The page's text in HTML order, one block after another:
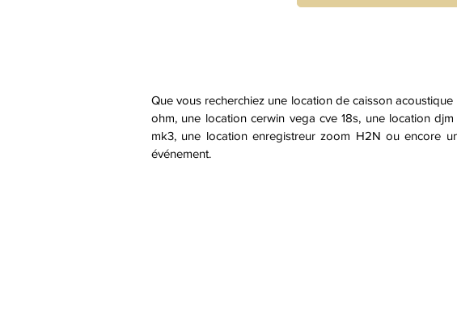
Que vous recherchiez une location de caisson
ohm, une location cerwin vega cve 18s, une location
mk3, une location enregistreur zoom H2N ou encore
événement.